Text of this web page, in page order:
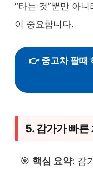
“타는 것”뿐만 아
이 중요합니다.
👉 중고차 팔때
5. 감가가 빠른
🎯 핵심 요약: 감